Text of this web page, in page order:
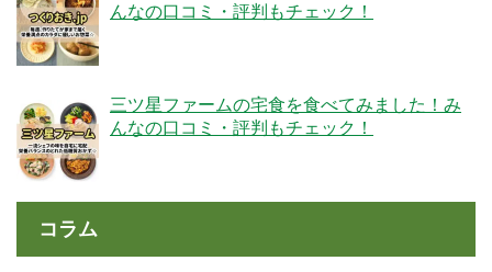
んなの口コミ・評判もチェック！
三ツ星ファームの宅食を食べてみました！み
んなの口コミ・評判もチェック！
コラム